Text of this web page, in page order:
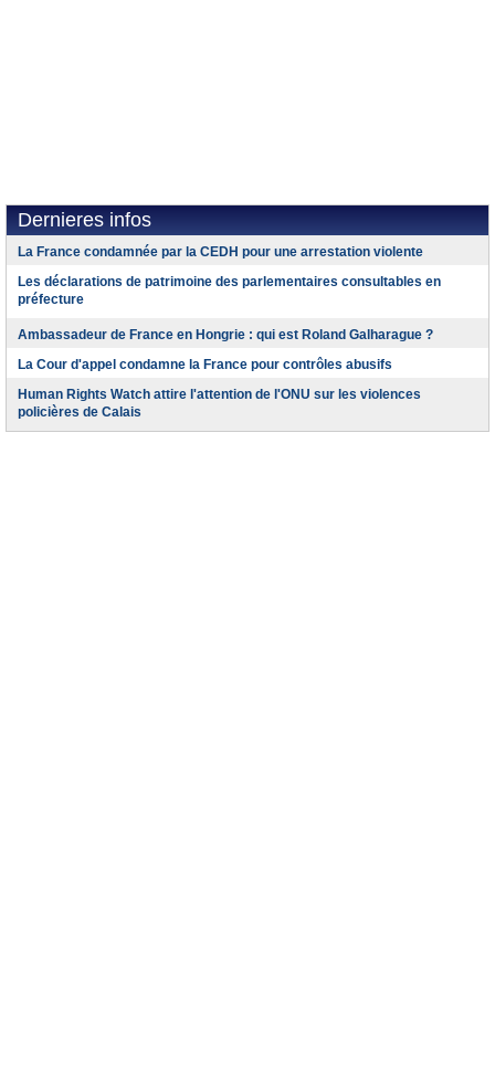
Dernieres infos
La France condamnée par la CEDH pour une arrestation violente
Les déclarations de patrimoine des parlementaires consultables en
préfecture
Ambassadeur de France en Hongrie : qui est Roland Galharague ?
La Cour d'appel condamne la France pour contrôles abusifs
Human Rights Watch attire l'attention de l'ONU sur les violences
policières de Calais